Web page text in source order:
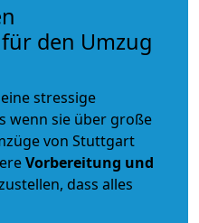
den Umzug
stressige
wenn sie über große
von Stuttgart
Vorbereitung und
dass alles